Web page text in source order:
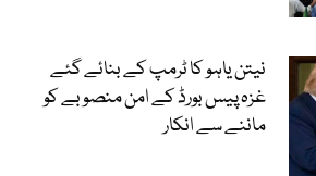
نیتن یاہو کا ٹرمپ کے بنائے گئے
غزہ پیس بورڈ کے امن منصوبے کو
ماننے سے انکار